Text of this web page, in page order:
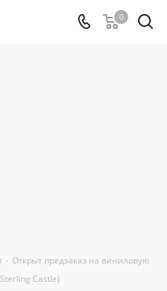
0
- Открыт предзаказ на виниловую
Castle)